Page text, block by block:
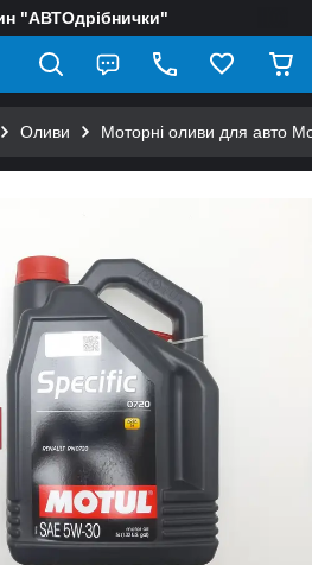
"АВТОдрібнички"
Оливи Моторні оливи для авто